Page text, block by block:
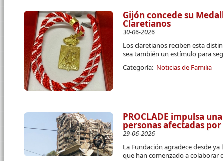
Gijón concede su
Claretianos
30-06-2026
Los claretianos reciben esta
sea también un estímulo para
Categoría: Noticias de Familia
PROCLADE impulsa
personas afectadas
29-06-2026
La Fundación agradece desde
que han comenzado a colaborar